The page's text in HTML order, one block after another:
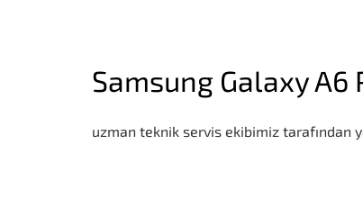
Samsung Galaxy
uzman teknik servis ekibimiz tarafından